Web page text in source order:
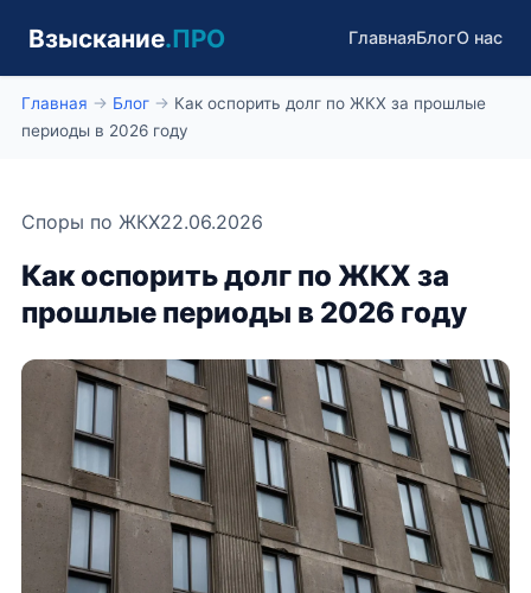
Взыскание.ПРО ГлавнаяБлогО нас
Главная → Блог→ Как оспорить долг по ЖКХ за прошлые
периоды в 2026 году
Споры по ЖКХ22.06.2026
Как оспорить долг по ЖКХ за
прошлые периоды в 2026 году